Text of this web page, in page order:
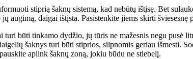
stip­rią šak­nų sis­te­mą, kad ne­bū­tų iš­tį­sę. Bet
au­gi­mą, dai­gai iš­tįs­ta. Pa­si­sten­ki­te jiems skir­ti
bū­ti tin­ka­mo dy­džio, jų tū­ris ne ma­žes­nis ne­gu pu­sė
šak­nys tu­ri bū­ti stip­rios, sil­pno­mis ge­riau iš­mes­ti.
ap­link šak­nų zo­ną, jo­kiu bū­du ne stie­be­lį.